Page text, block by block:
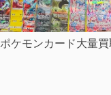
ポケモンカード大量買